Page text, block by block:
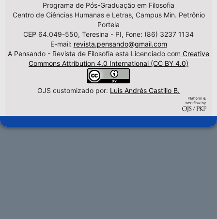
Programa de Pós-Graduação em Filosofia
Centro de Ciências Humanas e Letras, Campus Min. Petrônio
Portela
CEP 64.049-550, Teresina - PI, Fone: (86) 3237 1134
E-mail: revista.pensando@gmail.com
A Pensando - Revista de Filosofia esta Licenciado com Creative
Commons Attribution 4.0 International (CC BY 4.0)
OJS customizado por: Luis Andrés Castillo B.